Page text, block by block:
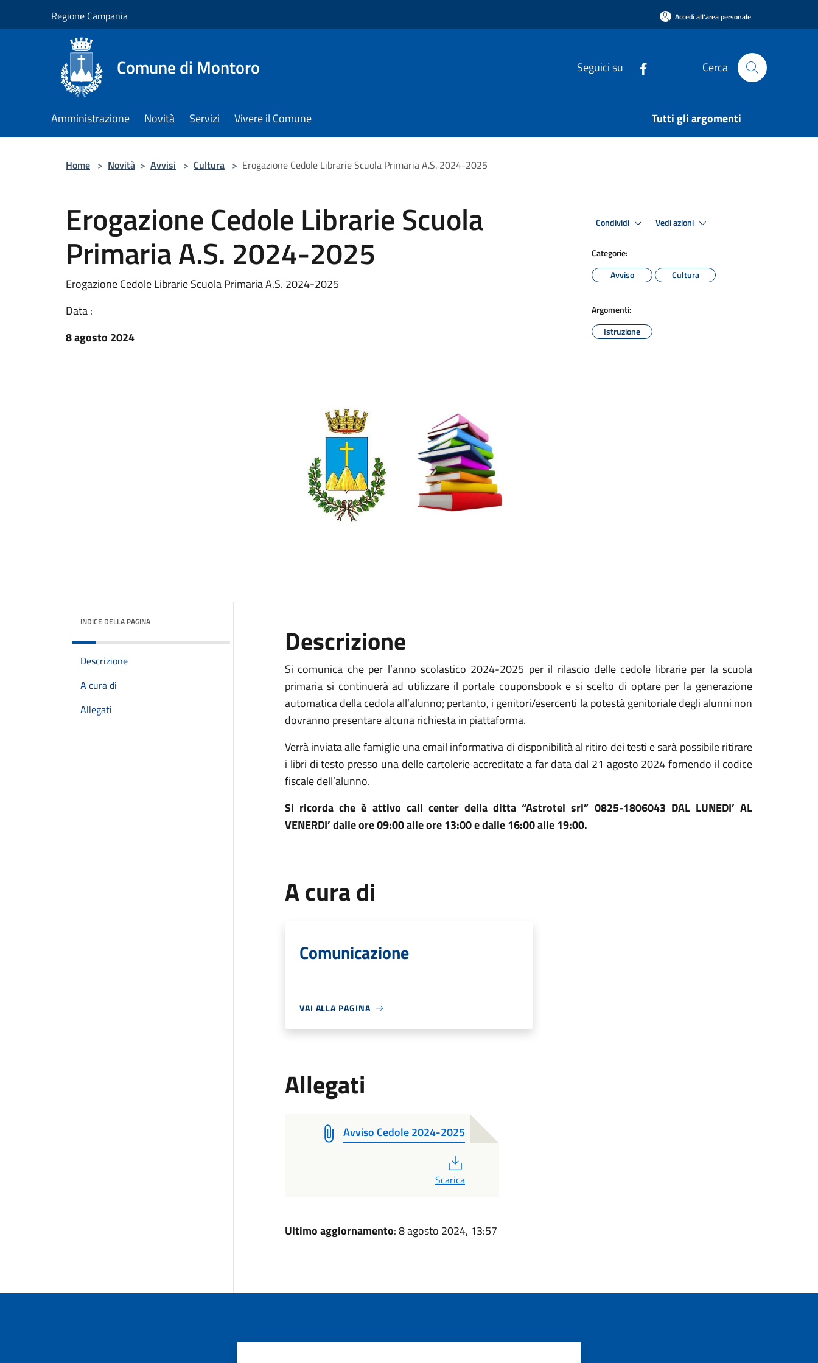
Regione Campania Accedi all'area personale
Comune di Montoro Seguici su Cerca
Amministrazione Novità Servizi Vivere il Comune Tutti gli argomenti
Home > Novità > Avvisi > Cultura > Erogazione Cedole Librarie Scuola Primaria A.S. 2024-2025
Erogazione Cedole Librarie Scuola
Primaria A.S. 2024-2025
Erogazione Cedole Librarie Scuola Primaria A.S. 2024-2025
Data :
8 agosto 2024
Condividi Vedi azioni
Categorie:
Avviso
Cultura
Argomenti:
Istruzione
INDICE DELLA PAGINA
Descrizione
A cura di
Allegati
Descrizione
Si comunica che per l’anno scolastico 2024-2025 per il rilascio delle cedole librarie per la scuola
primaria si continuerà ad utilizzare il portale couponsbook e si scelto di optare per la generazione
automatica della cedola all’alunno; pertanto, i genitori/esercenti la potestà genitoriale degli alunni non
dovranno presentare alcuna richiesta in piattaforma.
Verrà inviata alle famiglie una email informativa di disponibilità al ritiro dei testi e sarà possibile ritirare
i libri di testo presso una delle cartolerie accreditate a far data dal 21 agosto 2024 fornendo il codice
fiscale dell’alunno.
Si ricorda che è attivo call center della ditta “Astrotel srl” 0825-1806043 DAL LUNEDI’ AL
VENERDI’ dalle ore 09:00 alle ore 13:00 e dalle 16:00 alle 19:00.
A cura di
Comunicazione
VAI ALLA PAGINA
Allegati
Avviso Cedole 2024-2025
Scarica
Ultimo aggiornamento: 8 agosto 2024, 13:57